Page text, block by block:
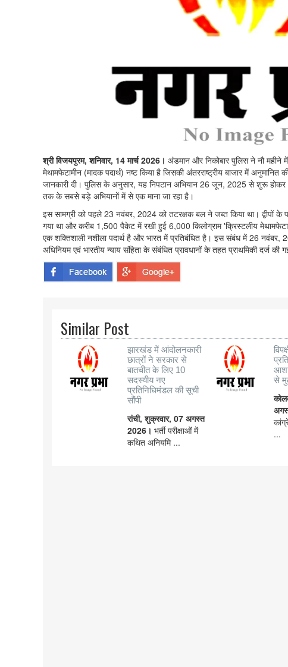
श्री विजयपुरम, शनिवार, 14 मार्च 2026। अंडमान और निकोबार पुलिस ने नौ महीने
मेथामफेटामीन (मादक पदार्थ) नष्ट किया है जिसकी अंतरराष्ट्रीय बाजार में
जानकारी दी। पुलिस के अनुसार, यह निपटान अभियान 26 जून, 2025 से शुरू
तक के सबसे बड़े अभियानों में से एक माना जा रहा है।
इस सामग्री को पहले 23 नवंबर, 2024 को तटरक्षक बल ने जब्त किया था। द्वीपों
गया था और करीब 1,500 पैकेट में रखी हुई 6,000 किलोग्राम 'क्रिस्टलीय
एक शक्तिशाली नशीला पदार्थ है और भारत में प्रतिबंधित है। इस संबंध में 26 नवंबर,
अधिनियम एवं भारतीय न्याय संहिता के संबंधित प्रावधानों के तहत प्राथमिकी दर्ज की
Similar Post
झारखंड में आंदोलनकारी
छात्रों ने सरकार से
बातचीत के लिए 10
सदस्यीय नए
प्रतिनिधिमंडल की सूची
सौंपी
रांची, शुक्रवार, 07 अगस्त
2026। भर्ती परीक्षाओं में
कथित अनियमि ...
आशा
से
...